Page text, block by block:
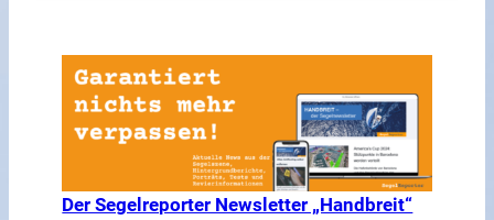
Der Segelreporter Newsletter „Handbreit“